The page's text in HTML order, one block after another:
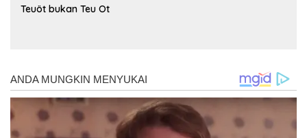
Teuöt bukan Teu Ot